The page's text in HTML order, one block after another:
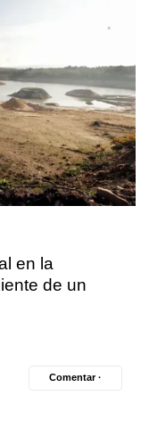
en la
de un
Comentar ·